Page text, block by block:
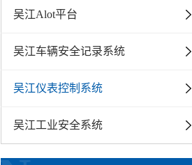
吴江Alot平台
吴江车辆安全记录系统
吴江仪表控制系统
吴江工业安全系统